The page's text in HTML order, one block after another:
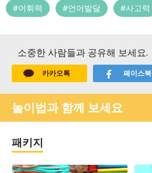
#어휘력 #언어발달 #사고력
소중한 사람들과 공유해 보세요.
카카오톡 페이스북
놀이법과 함께 보세요
패키지